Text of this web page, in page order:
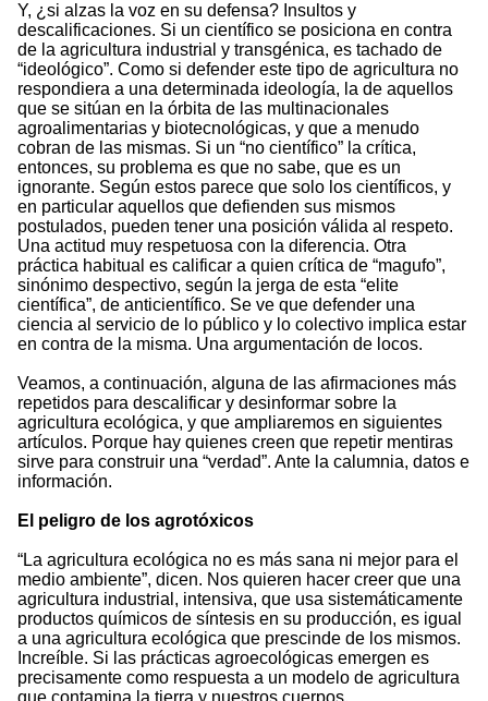
Y, ¿si alzas la voz en su defensa? Insultos y
descalificaciones. Si un científico se posiciona en contra
de la agricultura industrial y transgénica, es tachado de
“ideológico”. Como si defender este tipo de agricultura no
respondiera a una determinada ideología, la de aquellos
que se sitúan en la órbita de las multinacionales
agroalimentarias y biotecnológicas, y que a menudo
cobran de las mismas. Si un “no científico” la crítica,
entonces, su problema es que no sabe, que es un
ignorante. Según estos parece que solo los científicos, y
en particular aquellos que defienden sus mismos
postulados, pueden tener una posición válida al respeto.
Una actitud muy respetuosa con la diferencia. Otra
práctica habitual es calificar a quien crítica de “magufo”,
sinónimo despectivo, según la jerga de esta “elite
científica”, de anticientífico. Se ve que defender una
ciencia al servicio de lo público y lo colectivo implica estar
en contra de la misma. Una argumentación de locos.
Veamos, a continuación, alguna de las afirmaciones más
repetidos para descalificar y desinformar sobre la
agricultura ecológica, y que ampliaremos en siguientes
artículos. Porque hay quienes creen que repetir mentiras
sirve para construir una “verdad”. Ante la calumnia, datos e
información.
El peligro de los agrotóxicos
“La agricultura ecológica no es más sana ni mejor para el
medio ambiente”, dicen. Nos quieren hacer creer que una
agricultura industrial, intensiva, que usa sistemáticamente
productos químicos de síntesis en su producción, es igual
a una agricultura ecológica que prescinde de los mismos.
Increíble. Si las prácticas agroecológicas emergen es
precisamente como respuesta a un modelo de agricultura